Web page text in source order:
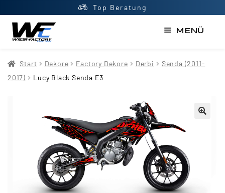
Top Beratung
MENÜ
AGB
Mein Konto
Newsletter
Start Dekore Factory Dekore Derbi
Senda (2011-
2017)
Lucy Black Senda E3